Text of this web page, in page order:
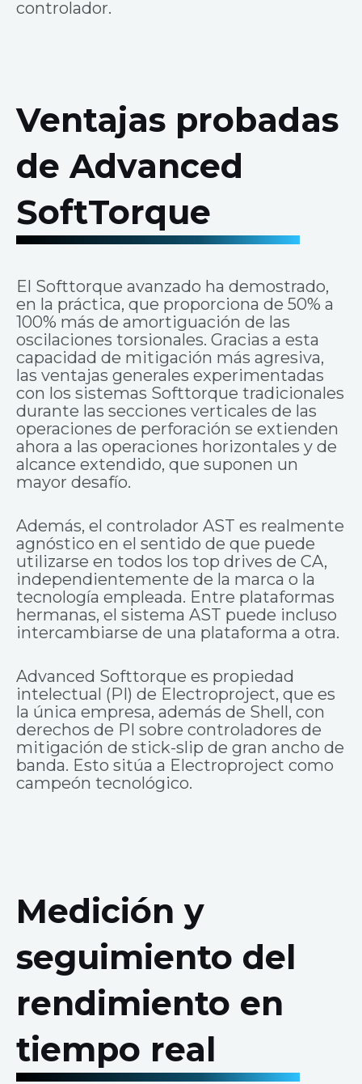
controlador.
Ventajas probadas
de Advanced
SoftTorque
El Softtorque avanzado ha demostrado,
en la práctica, que proporciona de 50% a
100% más de amortiguación de las
oscilaciones torsionales. Gracias a esta
capacidad de mitigación más agresiva,
las ventajas generales experimentadas
con los sistemas Softtorque tradicionales
durante las secciones verticales de las
operaciones de perforación se extienden
ahora a las operaciones horizontales y de
alcance extendido, que suponen un
mayor desafío.
Además, el controlador AST es realmente
agnóstico en el sentido de que puede
utilizarse en todos los top drives de CA,
independientemente de la marca o la
tecnología empleada. Entre plataformas
hermanas, el sistema AST puede incluso
intercambiarse de una plataforma a otra.
Advanced Softtorque es propiedad
intelectual (PI) de Electroproject, que es
la única empresa, además de Shell, con
derechos de PI sobre controladores de
mitigación de stick-slip de gran ancho de
banda. Esto sitúa a Electroproject como
campeón tecnológico.
Medición y
seguimiento del
rendimiento en
tiempo real